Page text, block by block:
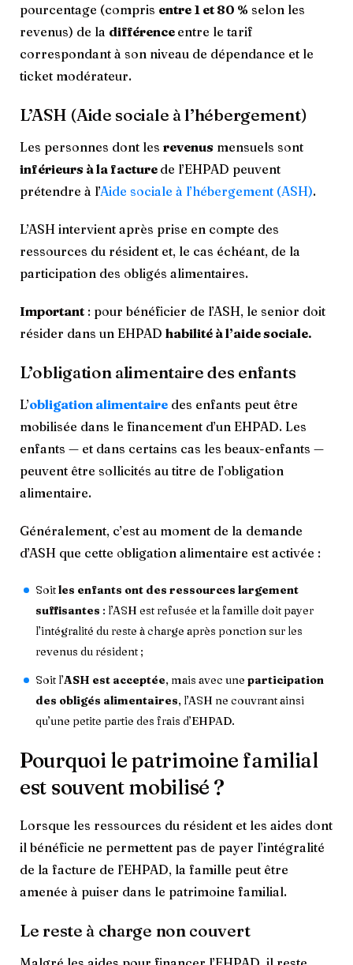
pourcentage (compris entre 1 et 80 % selon les
revenus) de la différence entre le tarif
correspondant à son niveau de dépendance et le
ticket modérateur.
L’ASH (Aide sociale à l’hébergement)
Les personnes dont les revenus mensuels sont
inférieurs à la facture de l’EHPAD peuvent
prétendre à l’Aide sociale à l’hébergement (ASH).
L’ASH intervient après prise en compte des
ressources du résident et, le cas échéant, de la
participation des obligés alimentaires.
Important : pour bénéficier de l’ASH, le senior doit
résider dans un EHPAD habilité à l’aide sociale.
L’obligation alimentaire des enfants
L’obligation alimentaire des enfants peut être
mobilisée dans le financement d’un EHPAD. Les
enfants — et dans certains cas les beaux-enfants —
peuvent être sollicités au titre de l’obligation
alimentaire.
Généralement, c’est au moment de la demande
d’ASH que cette obligation alimentaire est activée :
Soitles enfants ont des ressources largement
suffisantes : l’ASH est refusée et la famille doit payer
l’intégralité du reste à charge après ponction sur les
revenus du résident ;
Soit l’ASH est acceptée, mais avec une participation
des obligés alimentaires, l’ASH ne couvrant ainsi
qu’une petite partie des frais d’EHPAD.
Pourquoi le patrimoine familial
est souvent mobilisé ?
Lorsque les ressources du résident et les aides dont
il bénéficie ne permettent pas de payer l’intégralité
de la facture de l’EHPAD, la famille peut être
amenée à puiser dans le patrimoine familial.
Le reste à charge non couvert